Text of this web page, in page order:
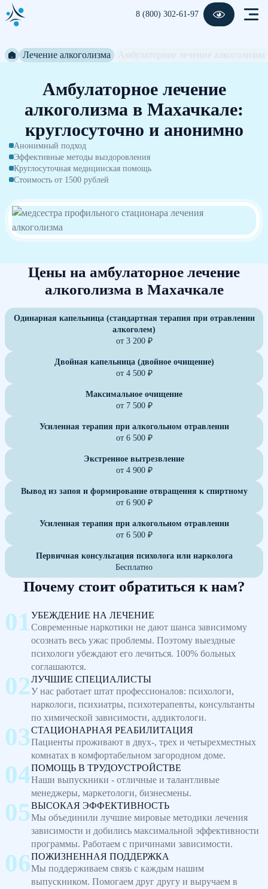
8 (800) 302-61-97
Лечение алкоголизма
Амбулаторное лечение
алкоголизма в Махачкале:
круглосуточно и анонимно
Анонимный подход
Эффективные методы выздоровления
Круглосуточная медицинская помощь
Стоимость от 1500 рублей
Цены на амбулаторное лечение
алкоголизма в Махачкале
Одинарная капельница (стандартная терапия при отравлении
алкоголем)
от 3 200 ₽
Двойная капельница (двойное очищение)
от 4 500 ₽
Максимальное очищение
от 7 500 ₽
Усиленная терапия при алкогольном отравлении
от 6 500 ₽
Экстренное вытрезвление
от 4 900 ₽
Вывод из запоя и формирование отвращения к спиртному
от 6 900 ₽
Усиленная терапия при алкогольном отравлении
от 6 500 ₽
Первичная консультация психолога или нарколога
Бесплатно
Почему стоит обратиться к нам?
УБЕЖДЕНИЕ НА ЛЕЧЕНИЕ
Современные наркотики не дают шанса зависимому
осознать весь ужас проблемы. Поэтому выездные
психологи убеждают его лечиться. 100% больных
соглашаются.
ЛУЧШИЕ СПЕЦИАЛИСТЫ
У нас работает штат профессионалов: психологи,
наркологи, психиатры, психотерапевты, консультанты
по химической зависимости, аддиктологи.
СТАЦИОНАРНАЯ РЕАБИЛИТАЦИЯ
Пациенты проживают в двух-, трех и четырехместных
комнатах в комфортабельном загородном доме.
ПОМОЩЬ В ТРУДОУСТРОЙСТВЕ
Наши выпускники - отличные и талантливые
менеджеры, маркетологи, бизнесмены.
ВЫСОКАЯ ЭФФЕКТИВНОСТЬ
Мы объединили лучшие мировые методики лечения
зависимости и добились максимальной эффективности
программы. Работаем с причинами зависимости.
ПОЖИЗНЕННАЯ ПОДДЕРЖКА
Мы поддерживаем связь с каждым нашим
выпускником. Помогаем друг другу и выручаем в